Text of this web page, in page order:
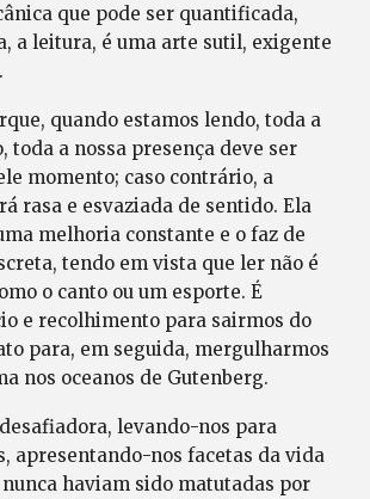
que pode ser quantificada,
a leitura, é uma arte sutil, exigente
quando estamos lendo, toda a
toda a nossa presença deve ser
momento; caso contrário, a
rasa e esvaziada de sentido. Ela
melhoria constante e o faz de
tendo em vista que ler não é
o canto ou um esporte. É
e recolhimento para sairmos do
para, em seguida, mergulharmos
nos oceanos de Gutenberg.
levando-nos para
apresentando-nos facetas da vida
haviam sido matutadas por